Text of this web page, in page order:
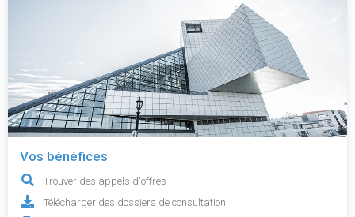
Vos bénéfices
Trouver des appels d'offres
Télécharger des dossiers de consultation